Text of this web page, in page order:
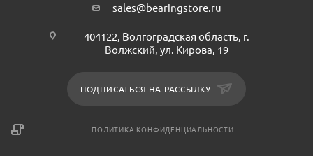
sales@bearingstore.ru
404122, Волгоградская область, г.
Волжский, ул. Кирова, 19
ПОДПИСАТЬСЯ НА РАССЫЛКУ
ПОЛИТИКА КОНФИДЕНЦИАЛЬНОСТИ